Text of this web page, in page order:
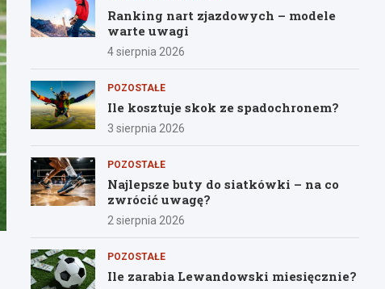
Ranking nart zjazdowych – modele
warte uwagi
4 sierpnia 2026
POZOSTAŁE
Ile kosztuje skok ze spadochronem?
3 sierpnia 2026
POZOSTAŁE
Najlepsze buty do siatkówki – na co
zwrócić uwagę?
2 sierpnia 2026
POZOSTAŁE
Ile zarabia Lewandowski miesięcznie?